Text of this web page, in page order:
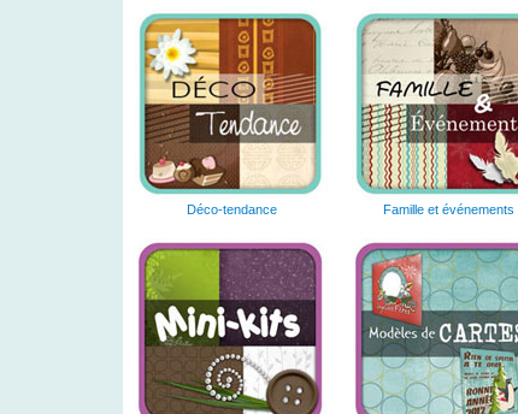
Déco-tendance Famille et événements